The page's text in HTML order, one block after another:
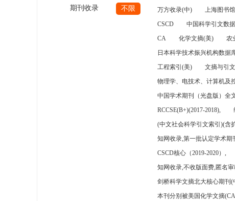
期刊收录 不限 万方收录(中) 上海图书
CSCD
中国科学引文数
CA
化学文摘(美) 农
日本科学技术振兴机构数据
工程索引(美)
文摘与引
物理学、电技术、计算机及
中国学术期刊（光盘版）全
RCCSE(B+)(2017-2018),
(中文社会科学引文索引)(含
知网收录,第一批认定学术期
CSCD核心（2019-2020）,
知网收录,不收版面费,匿名审
剑桥科学文摘北大核心期刊
本刊分别被美国化学文摘